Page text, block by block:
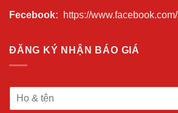
Fecebook: https://www.facebook.com/
ĐĂNG KÝ NHẬN BÁO GIÁ